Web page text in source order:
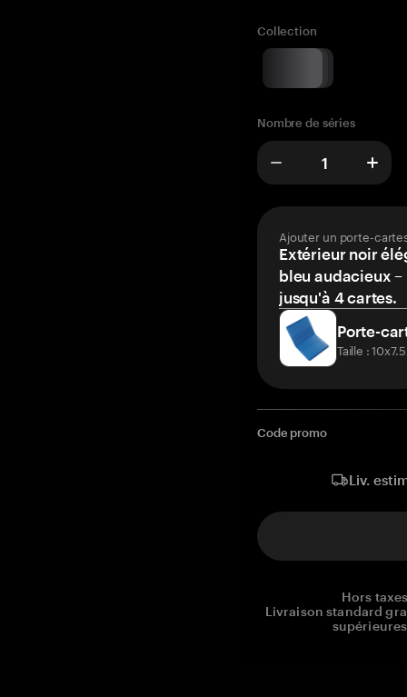
Collection
Nombre de séries
Ajouter un porte-
Extérieur noir
bleu audacieux
jusqu'à 4 cartes.
Porte-
Taille :
Code promo
Liv.
Hors
Livraison standard